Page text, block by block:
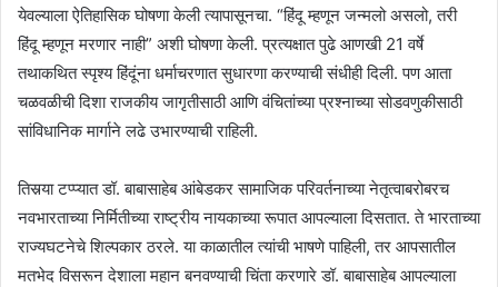
येवल्याला ऐतिहासिक घोषणा केली त्यापासूनचा. “हिंदू म्हणून जन्मलो असलो, तरी
हिंदू म्हणून मरणार नाही” अशी घोषणा केली. प्रत्यक्षात पुढे आणखी 21 वर्षे
तथाकथित स्पृश्य हिंदूंना धर्माचरणात सुधारणा करण्याची संधीही दिली. पण आता
चळवळीची दिशा राजकीय जागृतीसाठी आणि वंचितांच्या प्रश्नाच्या सोडवणुकीसाठी
सांविधानिक मार्गाने लढे उभारण्याची राहिली.
तिसर्‍या टप्प्यात डॉ. बाबासाहेब आंबेडकर सामाजिक परिवर्तनाच्या नेतृत्वाबरोबरच
नवभारताच्या निर्मितीच्या राष्ट्रीय नायकाच्या रूपात आपल्याला दिसतात. ते भारताच्या
राज्यघटनेचे शिल्पकार ठरले. या काळातील त्यांची भाषणे पाहिली, तर आपसातील
मतभेद विसरून देशाला महान बनवण्याची चिंता करणारे डॉ. बाबासाहेब आपल्याला